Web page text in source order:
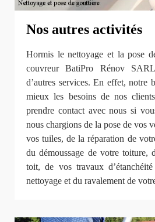
Nos autres activités
Hormis le nettoyage et la pose
couvreur BatiPro Rénov
d’autres services. En effet, notre
mieux les besoins de nos
prendre contact avec nous si
nous chargions de la pose de vos
vos tuiles, de la réparation de
du démoussage de votre toiture,
toit, de vos travaux
nettoyage et du ravalement de